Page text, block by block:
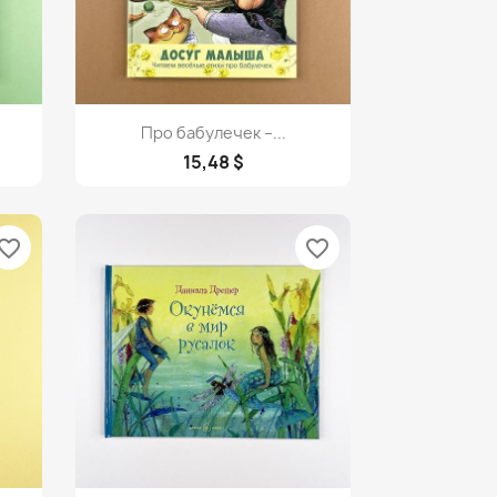
Просмотр
Про бабулечек –...
15,48 $
favorite_border